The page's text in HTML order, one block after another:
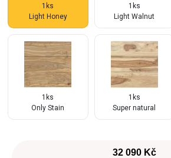
1ks
Light Honey
1ks
Light Walnut
1ks
Only Stain
1ks
Super natural
32 090 Kč